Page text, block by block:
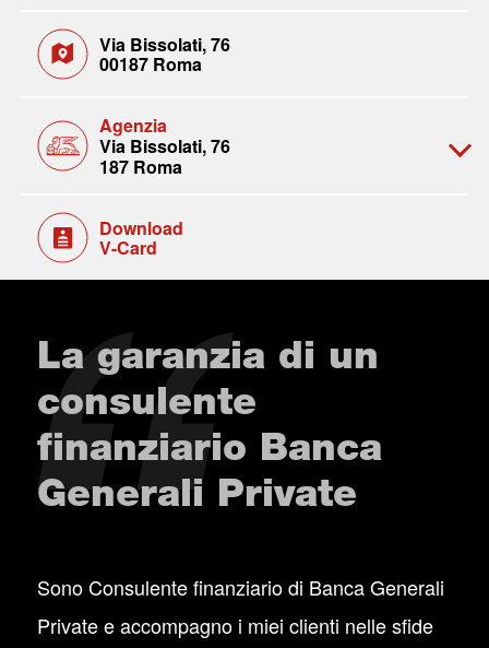
Via Bissolati, 76
00187 Roma
Agenzia
Via Bissolati, 76
187 Roma
Download
V-Card
La garanzia di un
consulente
finanziario Banca
Generali Private
Sono Consulente finanziario di Banca Generali
Private e accompagno i miei clienti nelle sfide